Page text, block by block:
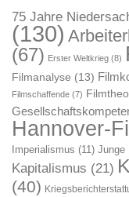
75 Jahre
(130)
(67) Erster Weltkrieg (8)
Filmanalyse (13)
Filmschaffende (7)
Hannover-
Imperialismus (11) Junge
Kapitalismus (21)
(40)